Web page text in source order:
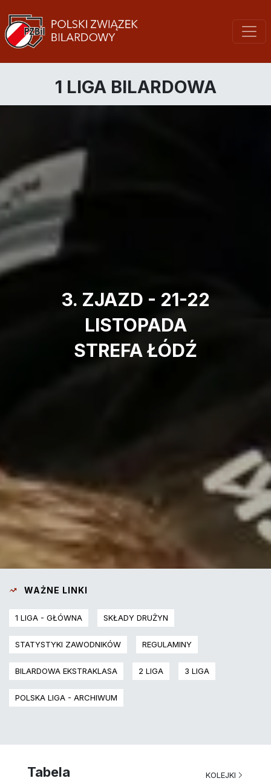
1 LIGA BILARDOWA
3. ZJAZD - 21-22
LISTOPADA
STREFA ŁÓDŹ
WAŻNE LINKI
1 LIGA - GŁÓWNA SKŁADY DRUŻYN
STATYSTYKI ZAWODNIKÓW REGULAMINY
BILARDOWA EKSTRAKLASA 2 LIGA 3 LIGA
POLSKA LIGA - ARCHIWUM
Tabela KOLEJKI